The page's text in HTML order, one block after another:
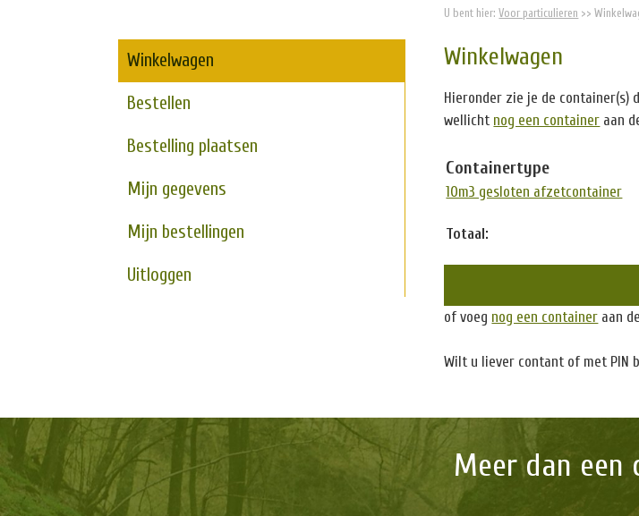
U bent hier:Voor particulieren >>
Winkelwagen
Bestellen
Bestelling plaatsen
Mijn gegevens
Mijn bestellingen
Uitloggen
Winkelwagen
Hieronder zie je de container(s)
wellicht nog een container aan
Containertype
10m3 gesloten afzetcontainer
Totaal:
of voeg nog een container aan
Wilt u liever contant of met PIN
Meer dan een